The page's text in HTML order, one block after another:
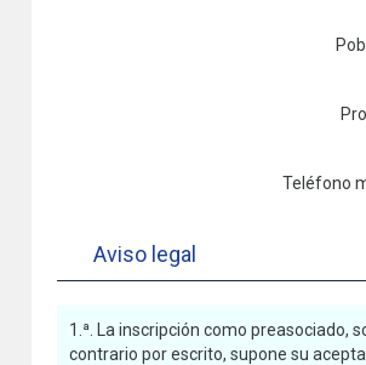
Teléfono
Aviso legal
1.ª. La inscripción como preasociado,
contrario por escrito, supone su